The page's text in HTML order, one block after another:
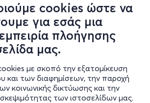
cookies ώστε να
για εσάς μια
πλοήγησης
μας.
με σκοπό την εξατομίκευση
και των διαφημίσεων, την παροχή
κοινωνικής δικτύωσης και την
των ιστοσελίδων μας.